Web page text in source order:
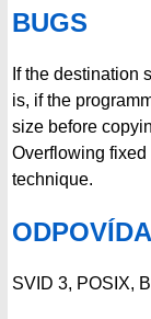
BUGS
If the destination
is, if the
size before
Overflowing
technique.
SVID 3, POSIX,